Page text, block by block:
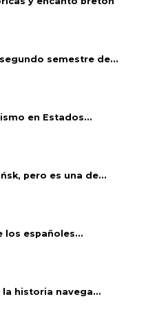
semestre de...
en Estados...
pero es una de...
los españoles...
historia navega...